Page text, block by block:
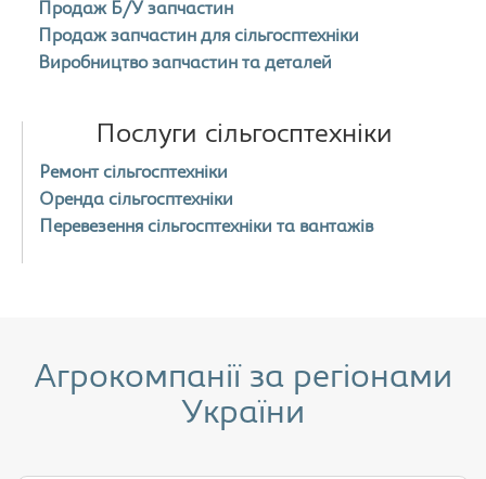
Продаж Б/У запчастин
Продаж запчастин для сільгосптехніки
Виробництво запчастин та деталей
Послуги сільгосптехніки
Ремонт сільгосптехніки
Оренда сільгосптехніки
Перевезення сільгосптехніки та вантажів
Агрокомпанії за регіонами
України